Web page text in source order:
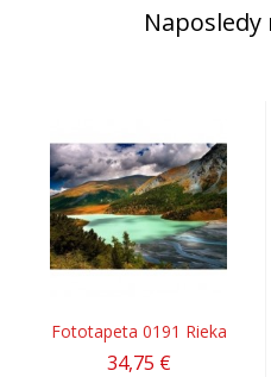
Naposledy
Fototapeta 0191 Rieka
34,75 €